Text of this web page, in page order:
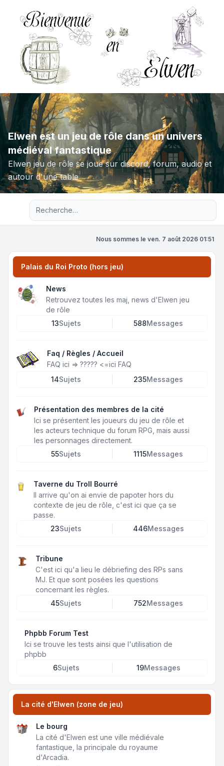
Elwen est un jeu de rôle dans un univers
médiéval fantastique
Elwen jeu de rôle se joue sur discord, forum, audio et
autour d'une table
Recherche avancée
Nous sommes le ven. 7 août 2026 01:51
Palais du Roi Proto (hors jeu)
News
Retrouvez toutes les maj, news d'Elwen jeu
de rôle
13Sujets 588Messages
Faq / Règles / Accueil
FAQ ici => ????? <=ici FAQ
14Sujets 235Messages
Présentation des membres de la cité
Ici se présentent les joueurs du jeu de rôle et
les acteurs technique du forum RPG, mais aussi
les personnages directement.
55Sujets 1115Messages
Taverne du Troll Bourré
Il arrive qu'on ai envie de papoter hors du
contexte de jeu de rôle, c'est ici que ça se
passe.
23Sujets 446Messages
Tribune
C'est ici qu'a lieu le débriefing des RPs sans
MJ. Et que sont posées les questions
concernant les règles.
45Sujets 752Messages
Phpbb Forum Test
Ici se trouve les tests ainsi que l'utilisation de
phpbb
6Sujets 19Messages
La cité d'Elwen (zone de jeu)
Le bourg
La cité d'Elwen est une ville médiévale
fantastique, la principale du royaume
d'Arcadia.